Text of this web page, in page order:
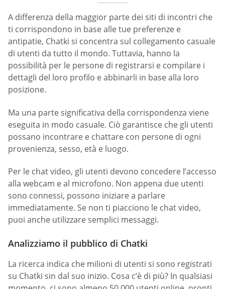
A differenza della maggior parte dei siti di incontri che
ti corrispondono in base alle tue preferenze e
antipatie, Chatki si concentra sul collegamento casuale
di utenti da tutto il mondo. Tuttavia, hanno la
possibilità per le persone di registrarsi e compilare i
dettagli del loro profilo e abbinarli in base alla loro
posizione.
Ma una parte significativa della corrispondenza viene
eseguita in modo casuale. Ciò garantisce che gli utenti
possano incontrare e chattare con persone di ogni
provenienza, sesso, età e luogo.
Per le chat video, gli utenti devono concedere l’accesso
alla webcam e al microfono. Non appena due utenti
sono connessi, possono iniziare a parlare
immediatamente. Se non ti piacciono le chat video,
puoi anche utilizzare semplici messaggi.
Analizziamo il pubblico di Chatki
La ricerca indica che milioni di utenti si sono registrati
su Chatki sin dal suo inizio. Cosa c’è di più? In qualsiasi